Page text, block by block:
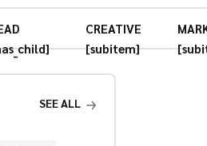
CREATIVE
[subitem]
SEE ALL